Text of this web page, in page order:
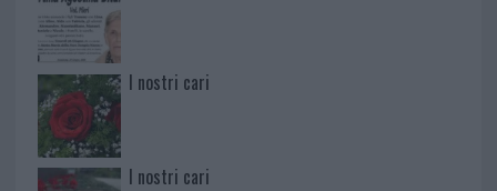
I nostri cari
I nostri cari